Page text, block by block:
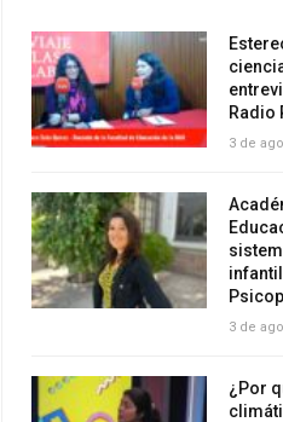
Radio
3 de
3 de
¿Por